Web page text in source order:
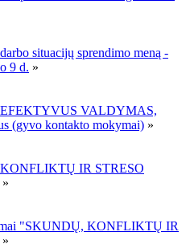
situacijų sprendimo meną -
9 d. »
VALDYMAS,
(gyvo kontakto mokymai) »
IR STRESO
»
"SKUNDŲ, KONFLIKTŲ IR
»